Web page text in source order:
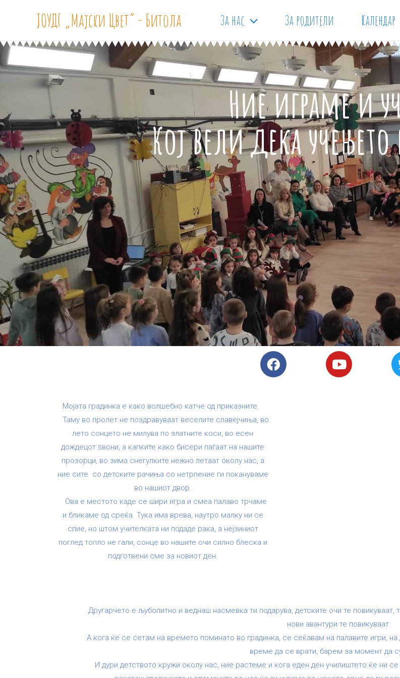
ЈОУДГ „Мајски Цвет“ - Битола За нас За родители Календар
Ние играме и
Кој вели дека
Мојата градинка е како волшебно катче од приказните.
Таму во пролет не поздравуваат веселите славејчиња, во
лето сонцето не милува по златните коси, во есен
дождецот ѕвони, а капките како бисери паѓаат на нашите
прозорци, во зима снегулките нежно летаат околу нас, а
ние сите со детските рачиња со нетрпение ги покануваме
во нашиот двор.
Ова е местото каде се шири игра и смеа палаво трчаме
и бликаме од среќа. Тука има врева, наутро малку ни се
спие, но штом учителката ни подаде рака, а нејзиниот
поглед топло не гали, сонце во нашите очи силно блеска и
подготвени сме за новиот ден.
Другарчето е љубопитно и веднаш насмевка ти подарува, детските очи те повикуваат,
нови авантури те повикуваат.
А кога ќе се сетам на времето поминато во градинка, се сеќавам на палавите игри,
време да се врати, барем за момент да
И дури детството кружи околу нас, ние растеме и кога еден ден училиштето ќе ни